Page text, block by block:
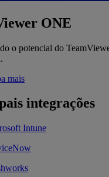
ONE
o potencial do
mais
integrações
Intune